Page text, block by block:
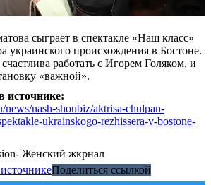
сыграет в спектакле «Наш класс»
украинского происхождения в Бостоне.
работать с Игорем Голяком, и
«важной».
источнике:
nash-shoubiz/aktrisa-chulpan-
ukrainskogo-rezhissera-v-bostone-
Женский жкрнал
Поделиться ссылкой